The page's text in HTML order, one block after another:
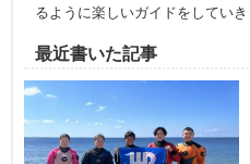
るように楽しいガイドをしていき
最近書いた記事